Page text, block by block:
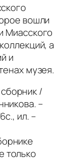
вошли
Миасского
а
и
музея.
/
–
ил. –
только